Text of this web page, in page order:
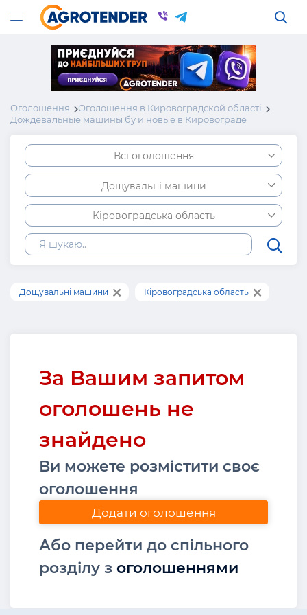
Оголошення
Оголошення в Кировоградской області
Дождевальные машины бу и новые в Кировограде
Всі оголошення
Дощувальні машини
Кіровоградська область
Дощувальні машини Кіровоградська область
За Вашим запитом
оголошень не
знайдено
Ви можете розмістити своє
оголошення
Додати оголошення
Або перейти до спільного
розділу з оголошеннями